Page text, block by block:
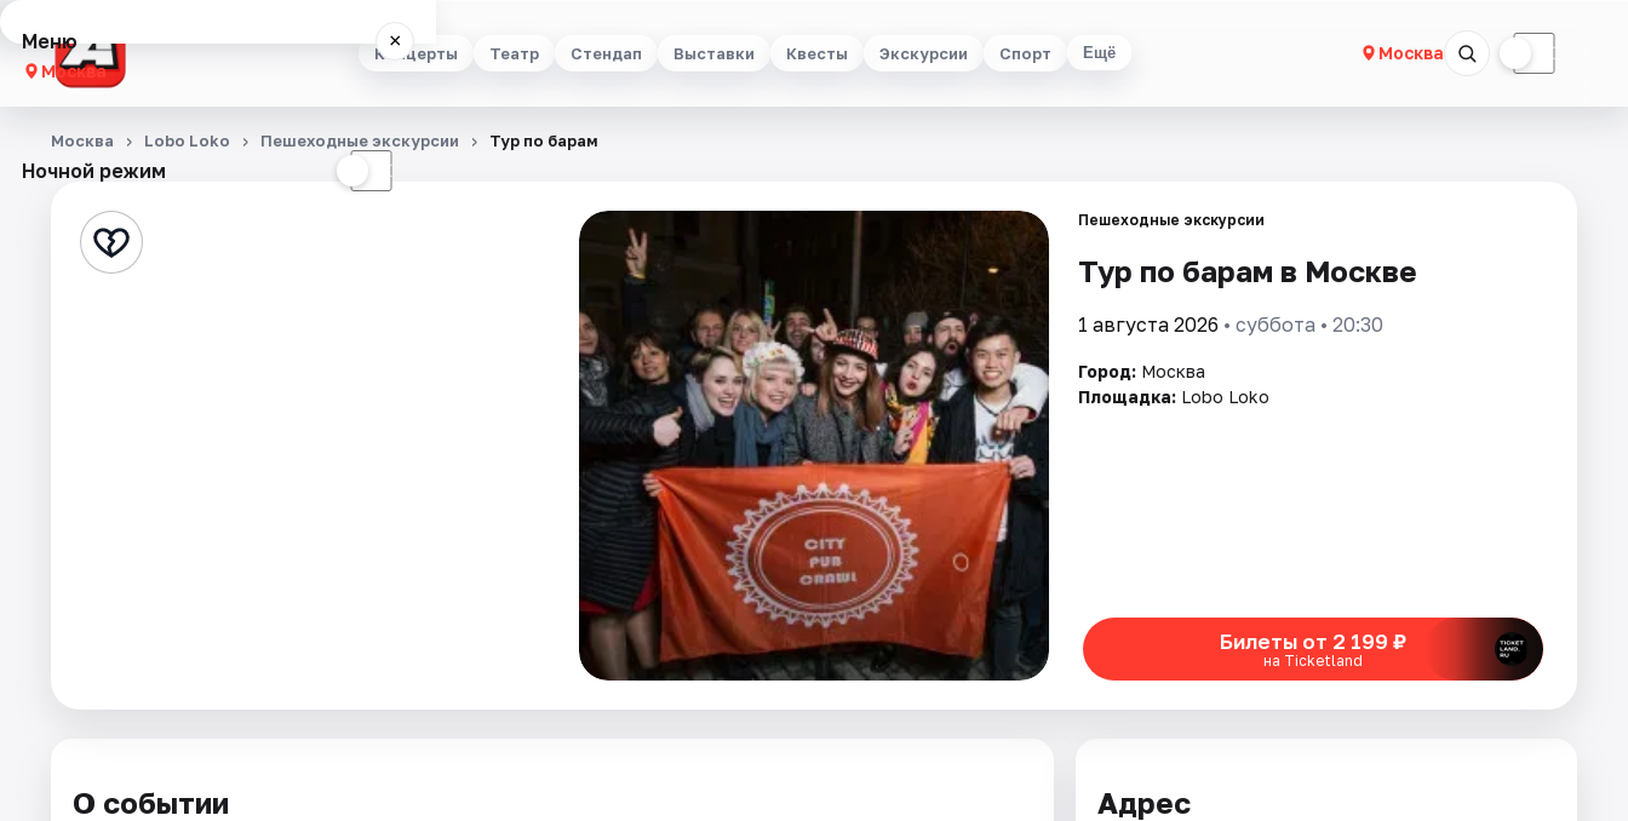
Концерты Театр Стендап Выставки Квесты Экскурсии Спорт Ещё Москва ☾
Меню ×
Москва
Концерты
Стендап
Ночной режим ☾
Москва Lobo Loko Пешеходные экскурсии Тур по барам
Пешеходные экскурсии
Тур по барам в Москве
1 августа 2026 • суббота • 20:30
Город: Москва
Площадка: Lobo Loko
Билеты от 2 199 ₽
на Ticketland
О событии Адрес